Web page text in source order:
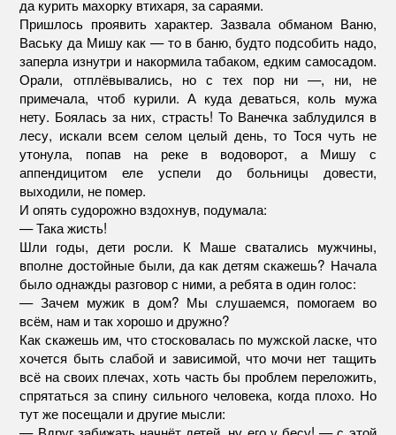
да курить махорку втихаря, за сараями.
Пришлось проявить характер. Зазвала обманом Ваню,
Ваську да Мишу как — то в баню, будто подсобить надо,
заперла изнутри и накормила табаком, едким самосадом.
Орали, отплёвывались, но с тех пор ни —, ни, не
примечала, чтоб курили. А куда деваться, коль мужа
нету. Боялась за них, страсть! То Ванечка заблудился в
лесу, искали всем селом целый день, то Тося чуть не
утонула, попав на реке в водоворот, а Мишу с
аппендицитом еле успели до больницы довести,
выходили, не помер.
И опять судорожно вздохнув, подумала:
— Така жисть!
Шли годы, дети росли. К Маше сватались мужчины,
вполне достойные были, да как детям скажешь? Начала
было однажды разговор с ними, а ребята в один голос:
— Зачем мужик в дом? Мы слушаемся, помогаем во
всём, нам и так хорошо и дружно?
Как скажешь им, что стосковалась по мужской ласке, что
хочется быть слабой и зависимой, что мочи нет тащить
всё на своих плечах, хоть часть бы проблем переложить,
спрятаться за спину сильного человека, когда плохо. Но
тут же посещали и другие мысли: